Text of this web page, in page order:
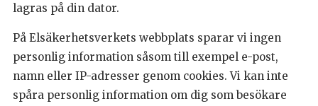
lagras på din dator.
På Elsäkerhetsverkets webbplats sparar vi ingen
personlig information såsom till exempel e-post,
namn eller IP-adresser genom cookies. Vi kan inte
spåra personlig information om dig som besökare